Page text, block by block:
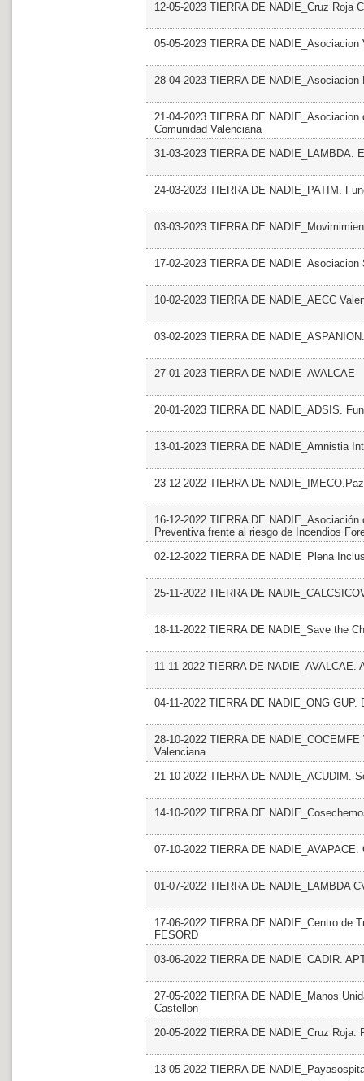
12-05-2023 TIERRA DE NADIE_Cruz Roja
05-05-2023 TIERRA DE
28-04-2023 TIERRA DE
21-04-2023 TIERRA DE
Comunidad Valenciana
31-03-2023 TIERRA DE NADIE_LAMBDA.
24-03-2023 TIERRA DE NADIE_PATIM.
03-03-2023 TIERRA DE
17-02-2023 TIERRA DE
10-02-2023 TIERRA DE NADIE_AECC
03-02-2023 TIERRA DE
27-01-2023 TIERRA DE NADIE_AVALCAE
20-01-2023 TIERRA DE NADIE_ADSIS.
13-01-2023 TIERRA DE NADIE_Amnistia
23-12-2022 TIERRA DE
16-12-2022 TIERRA DE
Preventiva frente al riesgo de Incendios
02-12-2022 TIERRA DE NADIE_Plena
25-11-2022 TIERRA DE
18-11-2022 TIERRA DE NADIE_Save the
11-11-2022 TIERRA DE NADIE_AVALCAE.
04-11-2022 TIERRA DE NADIE_ONG GUP.
28-10-2022 TIERRA DE
Valenciana
21-10-2022 TIERRA DE NADIE_ACUDIM.
14-10-2022 TIERRA DE
07-10-2022 TIERRA DE
01-07-2022 TIERRA DE NADIE_LAMBDA
17-06-2022 TIERRA DE NADIE_Centro de
FESORD
03-06-2022 TIERRA DE NADIE_CADIR.
27-05-2022 TIERRA DE NADIE_Manos
Castellon
20-05-2022 TIERRA DE NADIE_Cruz
13-05-2022 TIERRA DE